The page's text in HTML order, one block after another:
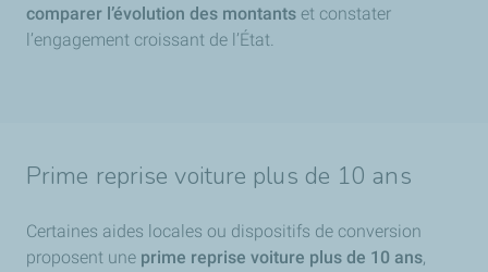
comparer l’évolution des montants et constater
l’engagement croissant de l’État.
Prime reprise voiture plus de 10 ans
Certaines aides locales ou dispositifs de conversion
proposent une prime reprise voiture plus de 10 ans,